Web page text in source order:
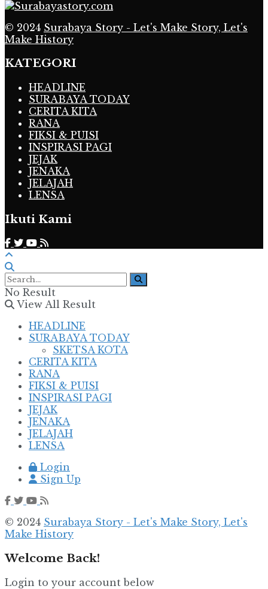
© 2024 Surabaya Story - Let's Make Story, Let's
Make History
KATEGORI
HEADLINE
SURABAYA TODAY
CERITA KITA
RANA
FIKSI & PUISI
INSPIRASI PAGI
JEJAK
JENAKA
JELAJAH
LENSA
Ikuti Kami
No Result
View All Result
HEADLINE
SURABAYA TODAY
SKETSA KOTA
CERITA KITA
RANA
FIKSI & PUISI
INSPIRASI PAGI
JEJAK
JENAKA
JELAJAH
LENSA
Login
Sign Up
© 2024 Surabaya Story - Let's Make Story, Let's
Make History
Welcome Back!
Login to your account below